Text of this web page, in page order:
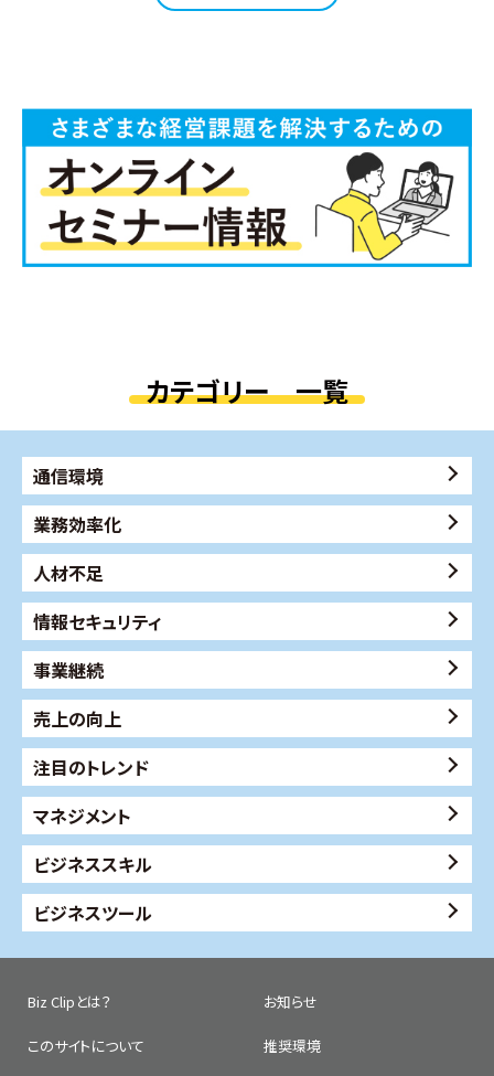
カテゴリー 一覧
通信環境
業務効率化
人材不足
情報セキュリティ
事業継続
売上の向上
注目のトレンド
マネジメント
ビジネススキル
ビジネスツール
Biz Clipとは？ お知らせ
このサイトについて 推奨環境